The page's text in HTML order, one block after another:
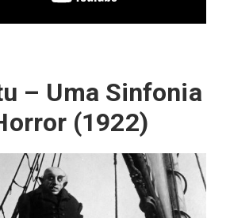
– Uma Sinfonia
(1922)